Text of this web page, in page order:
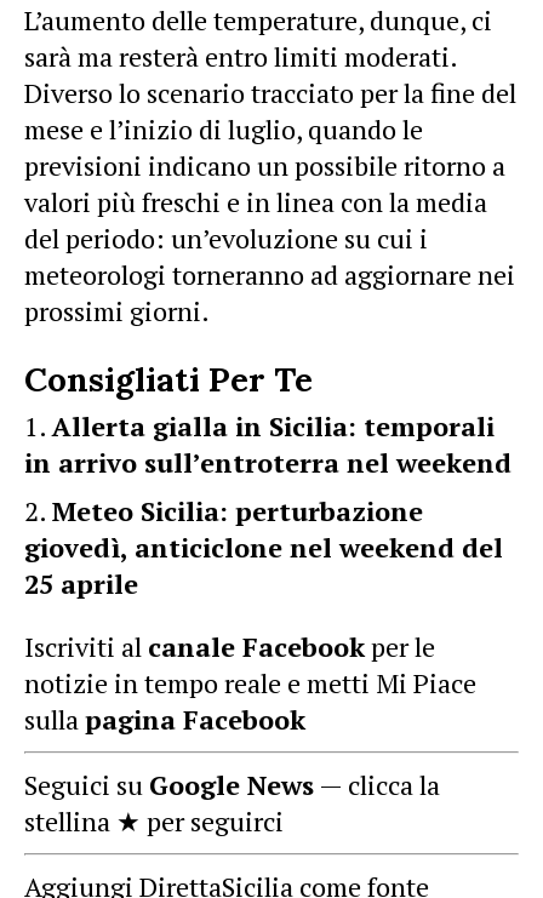
L’aumento delle temperature, dunque, ci
sarà ma resterà entro limiti moderati.
Diverso lo scenario tracciato per la fine del
mese e l’inizio di luglio, quando le
previsioni indicano un possibile ritorno a
valori più freschi e in linea con la media
del periodo: un’evoluzione su cui i
meteorologi torneranno ad aggiornare nei
prossimi giorni.
Consigliati Per Te
Allerta gialla in Sicilia: temporali
in arrivo sull’entroterra nel weekend
Meteo Sicilia: perturbazione
giovedì, anticiclone nel weekend del
25 aprile
Iscriviti al canale Facebookper le
notizie in tempo reale e metti Mi Piace
sullapagina Facebook
Seguici su Google News — clicca la
stellina ★ per seguirci
Aggiungi DirettaSicilia come fonte